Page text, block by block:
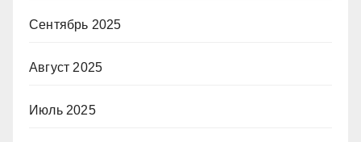
Сентябрь 2025
Август 2025
Июль 2025